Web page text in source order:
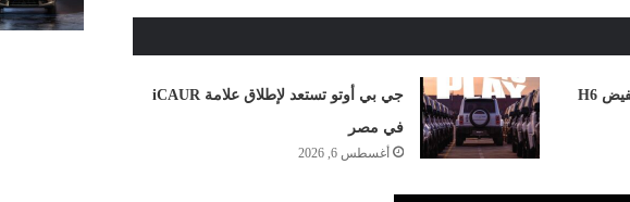
أسعار سيارات هافال في مصر: تخفيض H6
جي بي أوتو تستعد لإطلاق علامة iCAUR
في مصر
أغسطس 6, 2026